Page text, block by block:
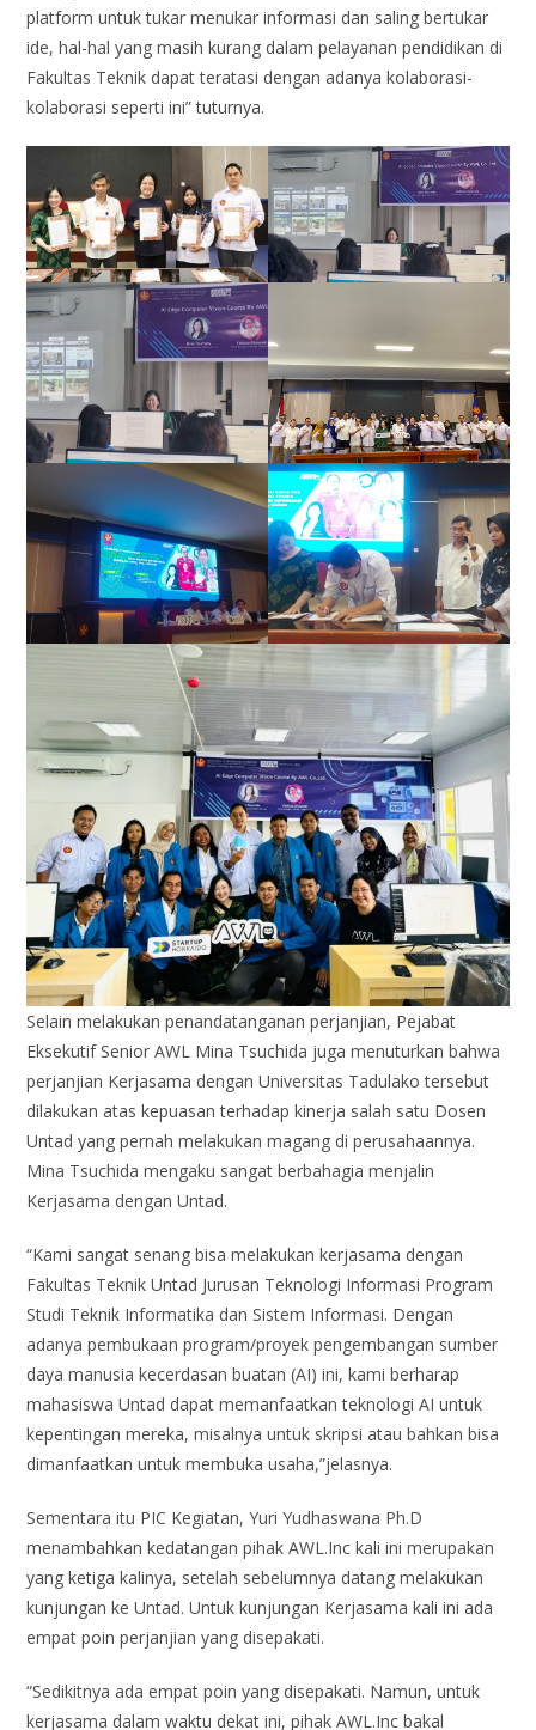
platform untuk tukar menukar informasi dan saling bertukar
ide, hal-hal yang masih kurang dalam pelayanan pendidikan di
Fakultas Teknik dapat teratasi dengan adanya kolaborasi-
kolaborasi seperti ini” tuturnya.
Selain melakukan penandatanganan perjanjian, Pejabat
Eksekutif Senior AWL Mina Tsuchida juga menuturkan bahwa
perjanjian Kerjasama dengan Universitas Tadulako tersebut
dilakukan atas kepuasan terhadap kinerja salah satu Dosen
Untad yang pernah melakukan magang di perusahaannya.
Mina Tsuchida mengaku sangat berbahagia menjalin
Kerjasama dengan Untad.
“Kami sangat senang bisa melakukan kerjasama dengan
Fakultas Teknik Untad Jurusan Teknologi Informasi Program
Studi Teknik Informatika dan Sistem Informasi. Dengan
adanya pembukaan program/proyek pengembangan sumber
daya manusia kecerdasan buatan (AI) ini, kami berharap
mahasiswa Untad dapat memanfaatkan teknologi AI untuk
kepentingan mereka, misalnya untuk skripsi atau bahkan bisa
dimanfaatkan untuk membuka usaha,”jelasnya.
Sementara itu PIC Kegiatan, Yuri Yudhaswana Ph.D
menambahkan kedatangan pihak AWL.Inc kali ini merupakan
yang ketiga kalinya, setelah sebelumnya datang melakukan
kunjungan ke Untad. Untuk kunjungan Kerjasama kali ini ada
empat poin perjanjian yang disepakati.
“Sedikitnya ada empat poin yang disepakati. Namun, untuk
kerjasama dalam waktu dekat ini, pihak AWL.Inc bakal